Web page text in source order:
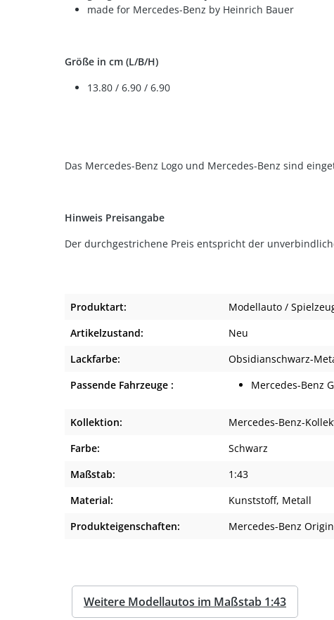
made for Mercedes-Benz by Heinrich Bauer
Größe in cm (L/B/H)
13.80 / 6.90 / 6.90
Das Mercedes-Benz Logo und Mercedes-Benz sind
Hinweis Preisangabe
Der durchgestrichene Preis entspricht der
Produktart:
Modellauto /
Artikelzustand:
Neu
Lackfarbe:
Obsidianschwarz-
Passende Fahrzeuge :
Mercedes-Benz
Kollektion:
Mercedes-Benz-
Farbe:
Schwarz
Maßstab:
1:43
Material:
Kunststoff, Metall
Produkteigenschaften:
Mercedes-Benz
Weitere Modellautos im Maßstab 1:43